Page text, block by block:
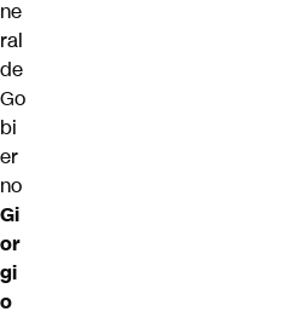
ne
ral
de
Go
bi
er
no
Gi
or
gi
o